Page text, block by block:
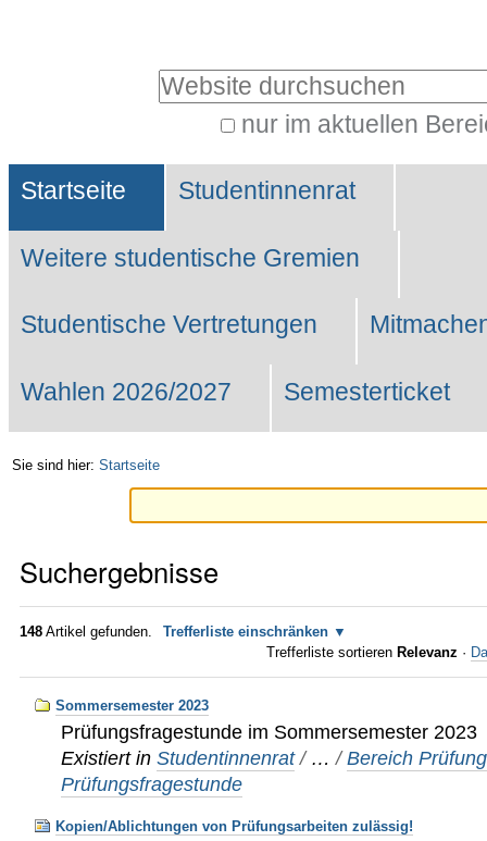
Website durchsuchen
nur im aktuellen
Suche…
Sektionen
Startseite Studentinnenrat
Weitere studentische Gremien
Studentische Vertretungen
Wahlen 2026/2027 Semesterticket
Sie sind hier: Startseite
Suchergebnisse
148 Artikel gefunden.
Trefferliste einschränken
Trefferliste sortieren Relevanz ·
Sommersemester 2023
Prüfungsfragestunde im Sommersemester 2023
Existiert in Studentinnenrat / …/Bereich
Prüfungsfragestunde
Kopien/Ablichtungen von Prüfungsarbeiten zulässig!